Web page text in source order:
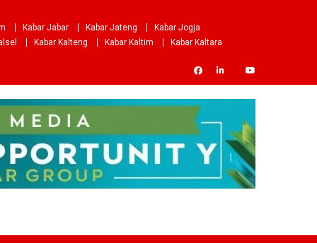
Kabar Jabar Kabar Jateng
Kabar Jogja
Kabar Kalteng Kabar Kaltim Kabar Kaltara